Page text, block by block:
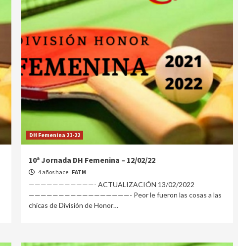
DH Femenina 21-22
10ª Jornada DH Femenina – 12/02/22
4 años hace FATM
———————————- ACTUALIZACIÓN 13/02/2022
—————————————————- Peor le fueron las cosas a las
chicas de División de Honor